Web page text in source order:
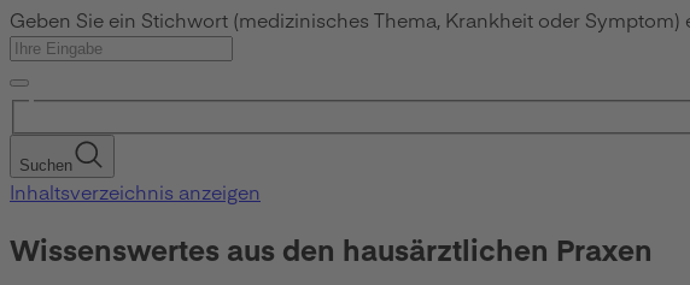
Geben Sie ein Stichwort (medizinisches Thema, Krankheit oder Symptom)
Suchen
Inhaltsverzeichnis anzeigen
Wissenswertes aus den hausärztlichen Praxen